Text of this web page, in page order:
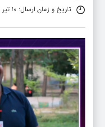
تاریخ و زمان ارسال: 10 تیر 1401 ساعت 02:23